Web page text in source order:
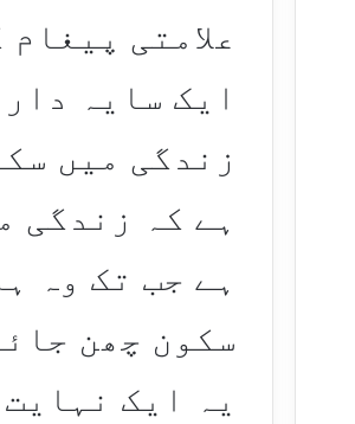
علامتی
ایک سایہ
زندگی میں
ہے کہ زندگی
ہے جب تک وہ
سکون چھن
یہ ایک